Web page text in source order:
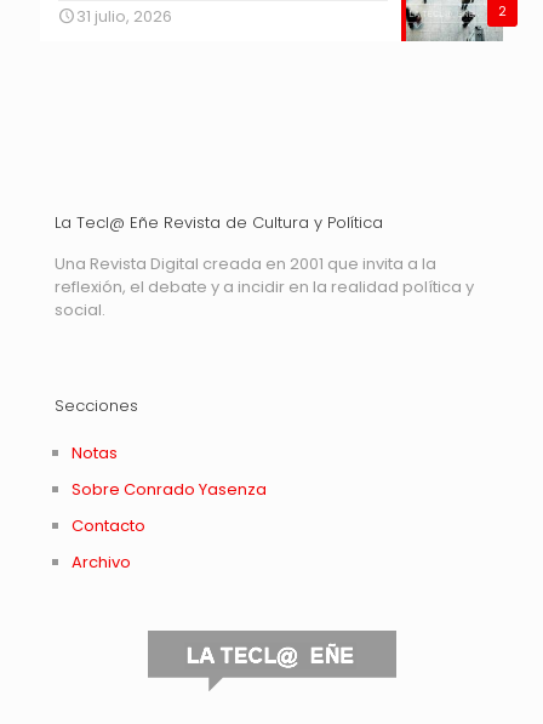
2
31 julio, 2026
La Tecl@ Eñe Revista de Cultura y Política
Una Revista Digital creada en 2001 que invita a la
reflexión, el debate y a incidir en la realidad política y
social.
Secciones
Notas
Sobre Conrado Yasenza
Contacto
Archivo